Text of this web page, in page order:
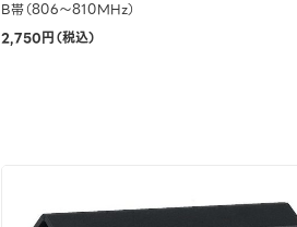
B帯（806～810MHz）
2,750円（税込）